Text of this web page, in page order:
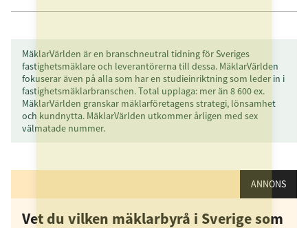
MäklarVärlden är en branschneutral tidning för Sveriges
fastighetsmäklare och leverantörerna till dessa. MäklarVärlden
fokuserar även på alla som har en studieinriktning som leder in i
fastighetsmäklarbranschen. Total upplaga: mer än 8 600 ex.
MäklarVärlden granskar mäklarföretagens strategi, lönsamhet
och kundnytta. MäklarVärlden utkommer årligen med sex
välmatade nummer.
ANNONS
Vet du vilken mäklarbyrå i Sverige som